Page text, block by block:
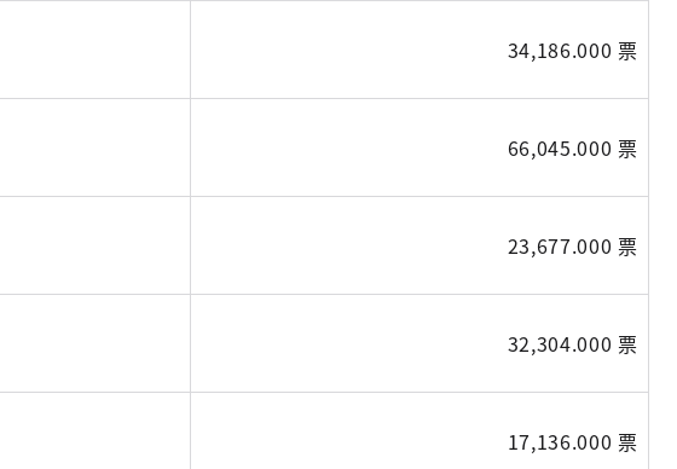
34,186.000 票
66,045.000 票
23,677.000 票
32,304.000 票
17,136.000 票